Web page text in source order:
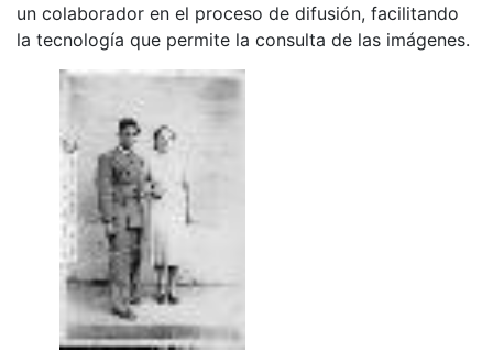
un colaborador en el proceso de difusión, facilitando
la tecnología que permite la consulta de las imágenes.